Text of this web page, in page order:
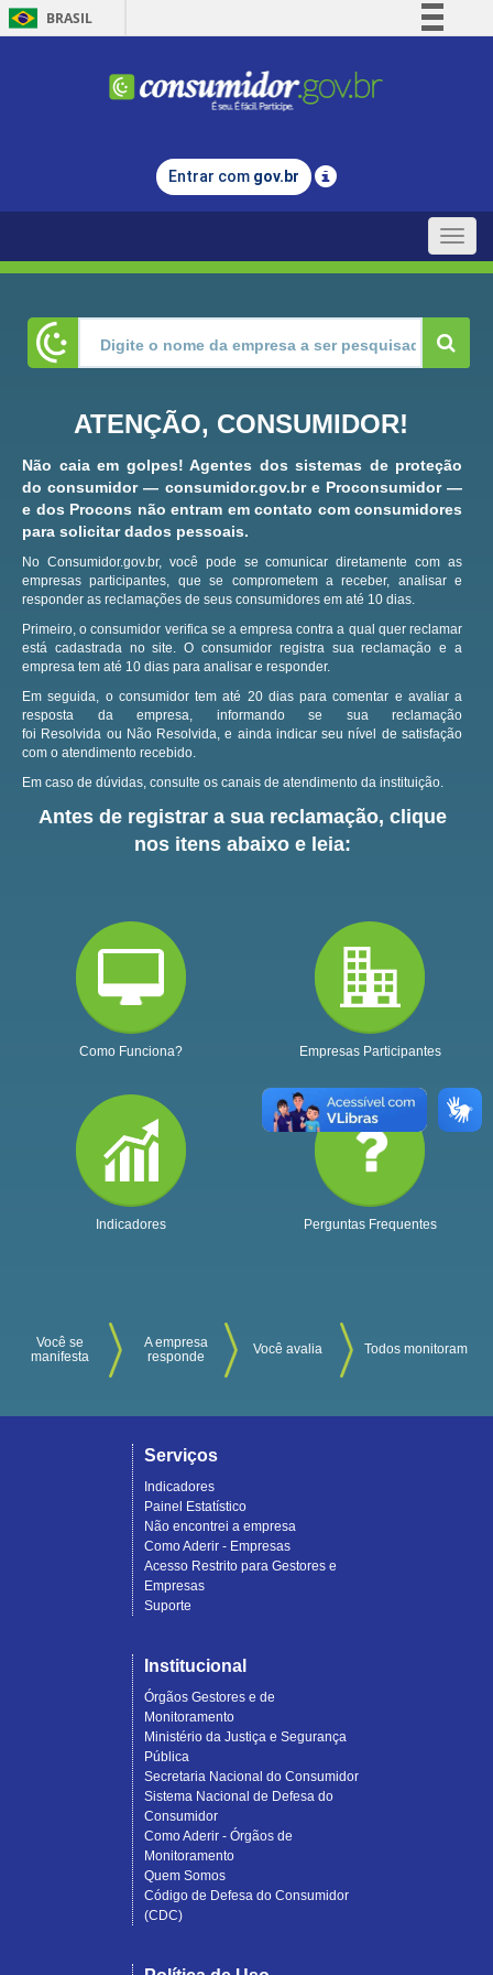
BRASIL
Comunica BR
Legislação
Entrar com gov.br
Toggle
ATENÇÃO, CONSUMIDOR!
Não caia em golpes! Agentes dos sistemas de proteção
do consumidor — consumidor.gov.br e Proconsumidor —
e dos Procons não entram em contato com consumidores
para solicitar dados pessoais.
No Consumidor.gov.br, você pode se comunicar diretamente com as
empresas participantes, que se comprometem a receber, analisar e
responder as reclamações de seus consumidores em até 10 dias.
Primeiro, o consumidor verifica se a empresa contra a qual quer reclamar
está cadastrada no site.O consumidor registra sua reclamação e a
empresa tem até 10 dias para analisar e responder.
Em seguida, o consumidor tem até 20 dias para comentar e avaliar a
resposta da empresa, informando se sua reclamação
foi Resolvida ou Não Resolvida, e ainda indicar seu nível de satisfação
com o atendimento recebido.
Em caso de dúvidas, consulte os canais de atendimento da instituição.
Antes de registrar a sua reclamação, clique
nos itens abaixo e leia:
Como Funciona? Empresas Participantes
Indicadores Perguntas Frequentes
Você se
manifesta
A empresa
responde
Você avalia Todos monitoram
Serviços
Indicadores
Painel Estatístico
Não encontrei a empresa
Como Aderir - Empresas
Acesso Restrito para Gestores e
Empresas
Suporte
Institucional
Órgãos Gestores e de
Monitoramento
Ministério da Justiça e Segurança
Pública
Secretaria Nacional do Consumidor
Sistema Nacional de Defesa do
Consumidor
Como Aderir - Órgãos de
Monitoramento
Quem Somos
Código de Defesa do Consumidor
(CDC)